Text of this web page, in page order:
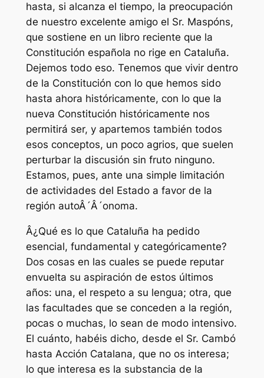
hasta, si alcanza el tiempo, la preocupación
de nuestro excelente amigo el Sr. Maspóns,
que sostiene en un libro reciente que la
Constitución española no rige en Cataluña.
Dejemos todo eso. Tenemos que vivir dentro
de la Constitución con lo que hemos sido
hasta ahora históricamente, con lo que la
nueva Constitución históricamente nos
permitirá ser, y apartemos también todos
esos conceptos, un poco agrios, que suelen
perturbar la discusión sin fruto ninguno.
Estamos, pues, ante una simple limitación
de actividades del Estado a favor de la
región autoÂ´Â´onoma.
Â¿Qué es lo que Cataluña ha pedido
esencial, fundamental y categóricamente?
Dos cosas en las cuales se puede reputar
envuelta su aspiración de estos últimos
años: una, el respeto a su lengua; otra, que
las facultades que se conceden a la región,
pocas o muchas, lo sean de modo intensivo.
El cuánto, habéis dicho, desde el Sr. Cambó
hasta Acción Catalana, que no os interesa;
lo que interesa es la substancia de la